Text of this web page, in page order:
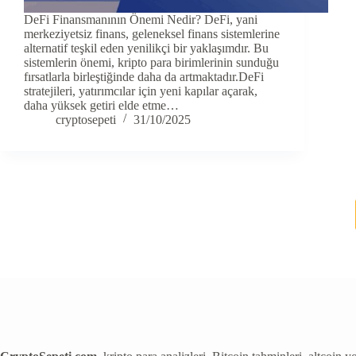
DeFi Finansmanının Önemi Nedir? DeFi, yani
merkeziyetsiz finans, geleneksel finans sistemlerine
alternatif teşkil eden yenilikçi bir yaklaşımdır. Bu
sistemlerin önemi, kripto para birimlerinin sunduğu
fırsatlarla birleştiğinde daha da artmaktadır.DeFi
stratejileri, yatırımcılar için yeni kapılar açarak,
daha yüksek getiri elde etme…
cryptosepeti
31/10/2025